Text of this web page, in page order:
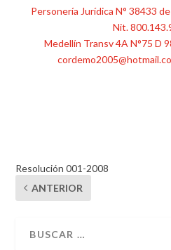
Personería Jurídica N° 38433
Nit.
Medellín Transv 4A N°75 D
Resolución 001-2008
ANTERIOR